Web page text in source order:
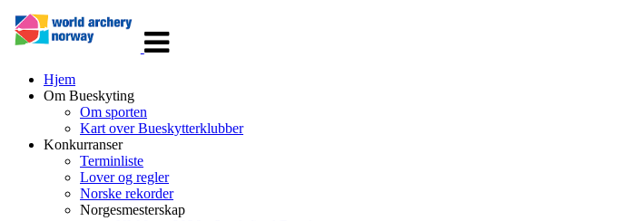
navigasjon
Hjem
Om Bueskyting
Om sporten
Kart over Bueskytterklubber
Konkurranser
Terminliste
Lover og regler
Norske rekorder
Norgesmesterskap